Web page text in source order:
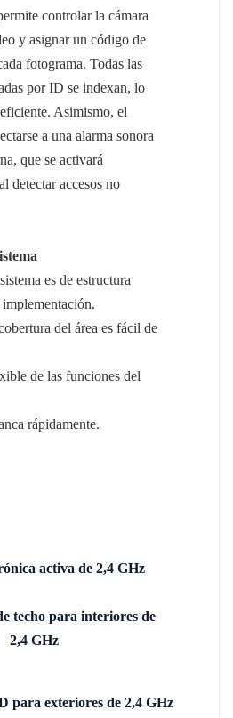
controlar la cámara
y asignar un código de
fotograma. Todas las
por ID se indexan, lo
Asimismo, el
a una alarma sonora
que se activará
detectar accesos no
es de estructura
del área es fácil de
de las funciones del
rápidamente.
activa de 2,4 GHz
techo para interiores de
2,4 GHz
para exteriores de 2,4 GHz